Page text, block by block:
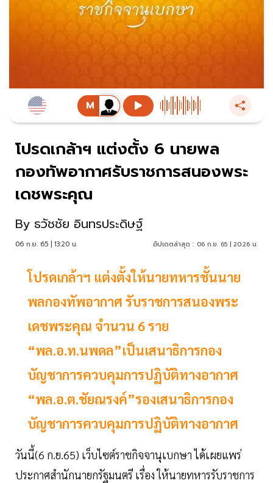
โปรดเกล้าฯ แต่งตั้ง 6 นายพล
กองทัพอากาศรับราชการสนองพระ
เดชพระคุณ
By ธวัชชัย อินทรประดิษฐ์
06 ก.ย. 65 | 13:20 น. อัปเดตล่าสุด : 06 ก.ย. 65 | 20:26 น.
โปรดเกล้าฯ แต่งตั้งให้นายทหารชั้นนาย
พลกองทัพอากาศ รับราชการสนองพระ
เดชพระคุณ จำนวน 6 ราย
“พล.อ.ท.นพดล”เป็นเสนาธิการกอง
บัญชาการควบคุมการปฏิบัติทางอากาศ
“พล.อ.ต.ชัยณรงค์”รองเสนาธิการกอง
บัญชาการควบคุมการปฏิบัติทางอากาศ
วันนี้(6 ก.ย.65) เว็บไซต์ราชกิจจานุเบกษา ได้เผยแพร่
ประกาศสํานักนายกรัฐมนตรี เรื่อง ให้นายทหารรับราชการ